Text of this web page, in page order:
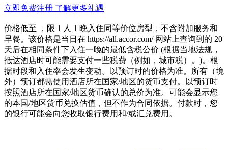
立即免费注册 了解更多礼遇
价格低至 ，限 1 人 1 晚入住同等价位房型，不含附加服务和
早餐。该价格是当日在 https://all.accor.com/ 网站上查询到的 20
天后在相同条件下入住一晚的最低含税公价 (根据当地法规，
抵达酒店时可能需要支付一些税费（例如，城市税）。)。根
据时段和入住率会发生变动。以预订时的价格为准。所有（境
外）预订都需使用酒店所在国家/地区的货币支付。以预订时
按照酒店所在国家/地区货币确认的总价为准。可能会显示您
的本国/地区货币兑换估值，但不作为合同依据。付款时，您
的银行可能会向您收取银行费用和/或汇兑费用。